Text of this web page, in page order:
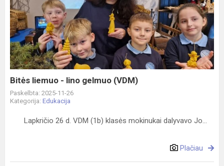
liemuo
-
lino
gelmuo
(VDM)
Bitės liemuo - lino gelmuo (VDM)
Paskelbta: 2025-11-26
Kategorija: Edukacija
Lapkričio 26 d. VDM (1b) klasės mokinukai dalyvavo Jo...
Plačiau